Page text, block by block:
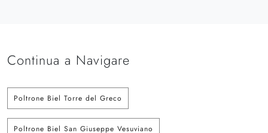
Continua a Navigare
Poltrone Biel Torre del Greco
Poltrone Biel San Giuseppe Vesuviano